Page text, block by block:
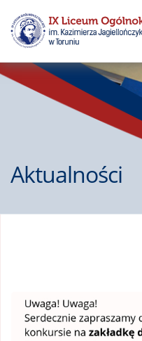
Aktualności